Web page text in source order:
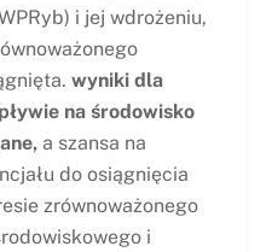
i jej wdrożeniu,
wyniki dla
na środowisko
a szansa na
do osiągnięcia
zrównoważonego
i